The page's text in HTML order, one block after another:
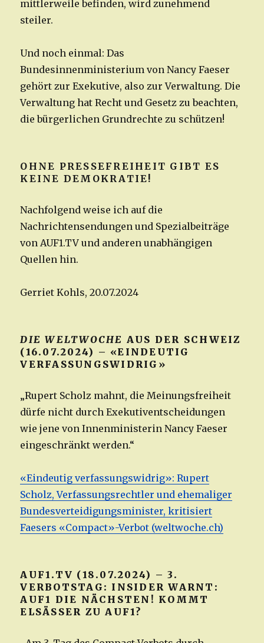
mittlerweile befinden, wird zunehmend
steiler.
Und noch einmal: Das
Bundesinnenministerium von Nancy Faeser
gehört zur Exekutive, also zur Verwaltung. Die
Verwaltung hat Recht und Gesetz zu beachten,
die bürgerlichen Grundrechte zu schützen!
OHNE PRESSEFREIHEIT GIBT ES
KEINE DEMOKRATIE!
Nachfolgend weise ich auf die
Nachrichtensendungen und Spezialbeiträge
von AUF1.TV und anderen unabhängigen
Quellen hin.
Gerriet Kohls, 20.07.2024
DIE WELTWOCHE AUS DER SCHWEIZ
(16.07.2024) – «EINDEUTIG
VERFASSUNGSWIDRIG»
„Rupert Scholz mahnt, die Meinungsfreiheit
dürfe nicht durch Exekutiventscheidungen
wie jene von Innenministerin Nancy Faeser
eingeschränkt werden.“
«Eindeutig verfassungswidrig»: Rupert
Scholz, Verfassungsrechtler und ehemaliger
Bundesverteidigungsminister, kritisiert
Faesers «Compact»-Verbot (weltwoche.ch)
AUF1.TV (18.07.2024) – 3.
VERBOTSTAG: INSIDER WARNT:
AUF1 DIE NÄCHSTEN! KOMMT
ELSÄSSER ZU AUF1?